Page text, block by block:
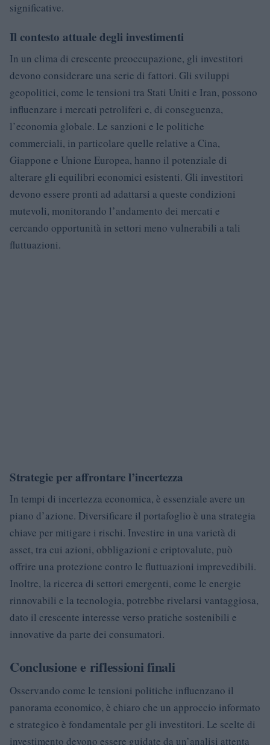
significative.
Il contesto attuale degli investimenti
In un clima di crescente preoccupazione, gli investitori
devono considerare una serie di fattori. Gli sviluppi
geopolitici, come le tensioni tra Stati Uniti e Iran, possono
influenzare i mercati petroliferi e, di conseguenza,
l’economia globale. Le sanzioni e le politiche
commerciali, in particolare quelle relative a Cina,
Giappone e Unione Europea, hanno il potenziale di
alterare gli equilibri economici esistenti. Gli investitori
devono essere pronti ad adattarsi a queste condizioni
mutevoli, monitorando l’andamento dei mercati e
cercando opportunità in settori meno vulnerabili a tali
fluttuazioni.
Strategie per affrontare l’incertezza
In tempi di incertezza economica, è essenziale avere un
piano d’azione. Diversificare il portafoglio è una strategia
chiave per mitigare i rischi. Investire in una varietà di
asset, tra cui azioni, obbligazioni e criptovalute, può
offrire una protezione contro le fluttuazioni imprevedibili.
Inoltre, la ricerca di settori emergenti, come le energie
rinnovabili e la tecnologia, potrebbe rivelarsi vantaggiosa,
dato il crescente interesse verso pratiche sostenibili e
innovative da parte dei consumatori.
Conclusione e riflessioni finali
Osservando come le tensioni politiche influenzano il
panorama economico, è chiaro che un approccio informato
e strategico è fondamentale per gli investitori. Le scelte di
investimento devono essere guidate da un’analisi attenta